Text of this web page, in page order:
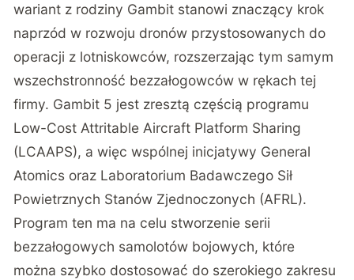
wariant z rodziny Gambit stanowi znaczący krok
naprzód w rozwoju dronów przystosowanych do
operacji z lotniskowców, rozszerzając tym samym
wszechstronność bezzałogowców w rękach tej
firmy. Gambit 5 jest zresztą częścią programu
Low-Cost Attritable Aircraft Platform Sharing
(LCAAPS), a więc wspólnej inicjatywy General
Atomics oraz Laboratorium Badawczego Sił
Powietrznych Stanów Zjednoczonych (AFRL).
Program ten ma na celu stworzenie serii
bezzałogowych samolotów bojowych, które
można szybko dostosować do szerokiego zakresu